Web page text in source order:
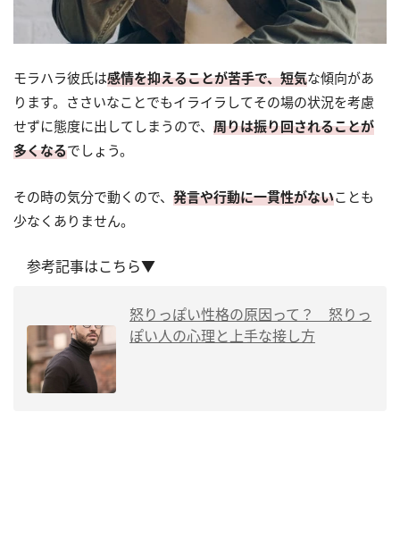
モラハラ彼氏は感情を抑えることが苦手で、短気な傾向があ
ります。ささいなことでもイライラしてその場の状況を考慮
せずに態度に出してしまうので、 周りは振り回されることが
多くなるでしょう。
その時の気分で動くので、 発言や行動に一貫性がないことも
少なくありません。
参考記事はこちら▼
怒りっぽい性格の原因って？ 怒りっ
ぽい人の心理と上手な接し方